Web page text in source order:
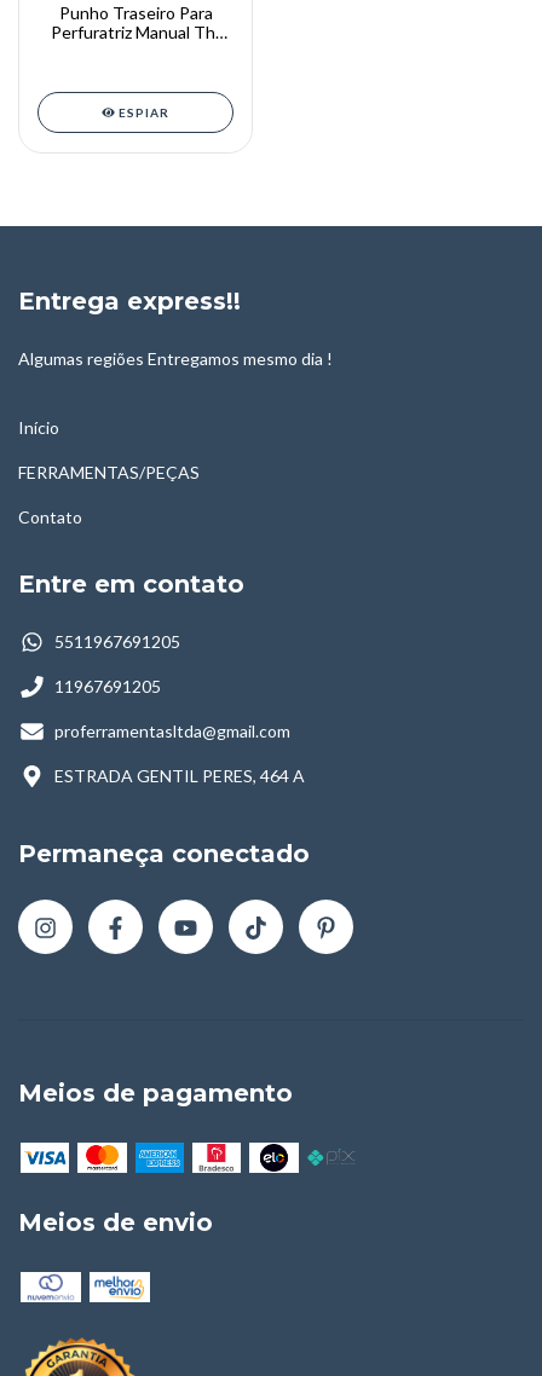
Punho Traseiro Para
Perfuratriz Manual Th-
ESPIAR
Entrega express!!
Algumas regiões Entregamos mesmo dia !
Início
FERRAMENTAS/PEÇAS
Contato
Entre em contato
5511967691205
11967691205
proferramentasltda@gmail.com
ESTRADA GENTIL PERES, 464 A
Permaneça conectado
Meios de pagamento
Meios de envio